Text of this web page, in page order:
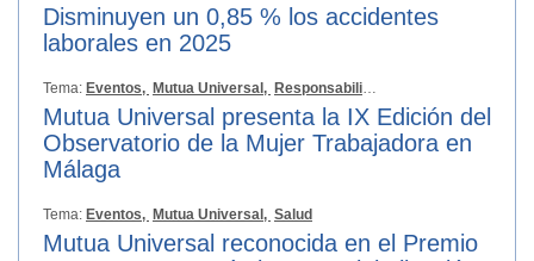
Disminuyen un 0,85 % los accidentes
laborales en 2025
Tema: Eventos, Mutua Universal, Responsabilidad Social
Mutua Universal presenta la IX Edición del
Observatorio de la Mujer Trabajadora en
Málaga
Tema: Eventos, Mutua Universal, Salud
Mutua Universal reconocida en el Premio